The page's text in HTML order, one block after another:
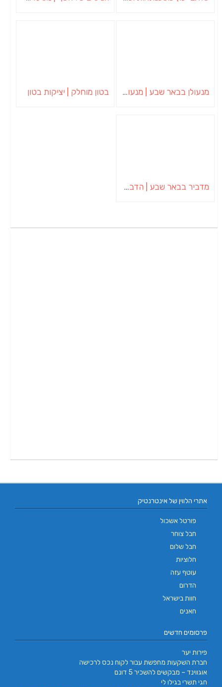
מנעולן בבאר שבע | מנעולן באופקים | ויטלי המנעולן בטון מוחלק | יציקות בטון
מדביר בבאר שבע | הדברה בבאר שבע | יוגב הדברות
אתרי הלווין של אינטרנטיק
פורטל אשכול
חבל צוחר
חבל שלום
חלוציות
עוטף עזה
הדרום
חוות בישראל
חאנים
פרסומים חדשים
פירות יער
חברת השקעות מחפשת עבור לקוח נכס לרכישה
אוגווינד – מבקשים להשכיר 5 דונם
חגי תשרי בגילו לי